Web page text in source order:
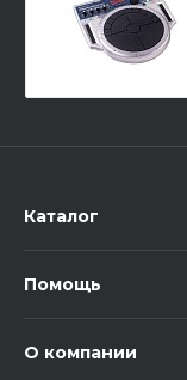
Каталог
Помощь
О компании